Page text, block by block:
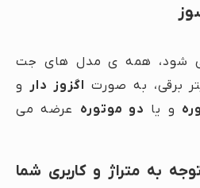
می شود، همه ی مدل های جت
برقی، به صورت اگزوز دار و
و یا دو موتوره عرضه می
به متراژ و کاربری شما